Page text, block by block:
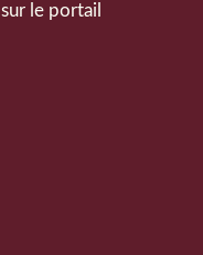
sur le portail